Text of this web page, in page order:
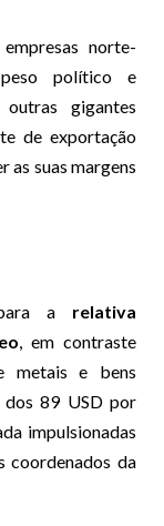
norte-
político e
gigantes
de exportação
as suas margens
a relativa
, em contraste
metais e bens
dos 89 USD por
impulsionadas
coordenados da